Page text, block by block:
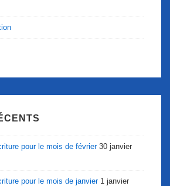
pour le mois de février 30 janvier
pour le mois de janvier 1 janvier